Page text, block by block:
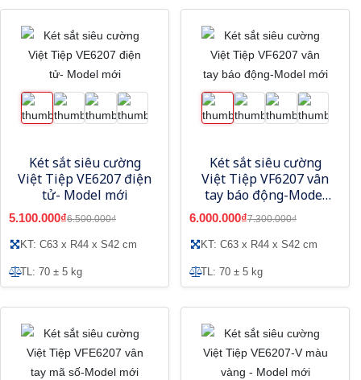
Két sắt siêu cường
Việt Tiệp VE6207 điện
tử- Model mới
5.100.000₫6.500.000₫
KT: C63 x R44 x S42 cm
TL: 70 ± 5 kg
Két sắt siêu cường
Việt Tiệp VF6207 vân
tay báo động-Model
mới
6.000.000₫7.300.000₫
KT: C63 x R44 x S42 cm
TL: 70 ± 5 kg